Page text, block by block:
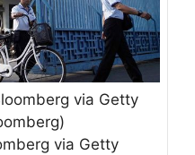
via Getty
via Getty